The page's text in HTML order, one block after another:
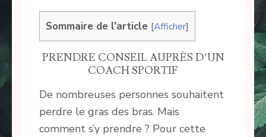
Sommaire de l'article [Afficher]
PRENDRE CONSEIL AUPRÈS D’UN
COACH SPORTIF
De nombreuses personnes souhaitent
perdre le gras des bras. Mais
comment s’y prendre ? Pour cette